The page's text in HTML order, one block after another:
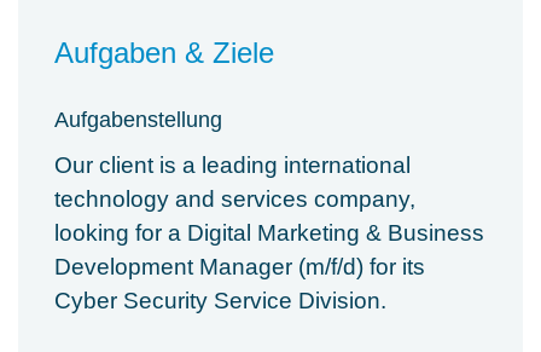
Aufgaben & Ziele
Aufgabenstellung
Our client is a leading international
technology and services company,
looking for a Digital Marketing & Business
Development Manager (m/f/d) for its
Cyber Security Service Division.